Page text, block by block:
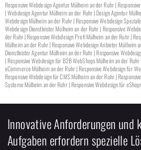
Responsive Webdesign Agentur Mülheim an der Ruhr |
| Webdesign Agentur Mülheim an der Ruhr | Design Agentur
Webdesign Mülheim an der Ruhr | Responsive Webdesign
Webdesign Dienstleister Mülheim an der Ruhr | Responsive
der Ruhr | Responsive Webdesign Profi Mülheim an der Ruhr |
Mülheim an der Ruhr | Responsive Webdesign Anbieter Mülheim
Dienstleister Agentur Mülheim an der Ruhr | Responsive
| Responsive Webdesign für B2B WebShops Mülheim an der
eCommerce Mülheim an der Ruhr | Responsive Webdesign für
Responsive Webdesign für CMS Mülheim an der Ruhr |
Systeme Mülheim an der Ruhr | Responsive Webdesign für
Innovative Anforderungen und
Aufgaben erfordern spezielle